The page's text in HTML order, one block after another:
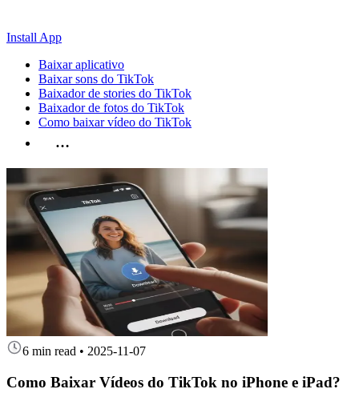
Install App
Baixar aplicativo
Baixar sons do TikTok
Baixador de stories do TikTok
Baixador de fotos do TikTok
Como baixar vídeo do TikTok
…
6 min read • 2025-11-07
Como Baixar Vídeos do TikTok no iPhone e iPad?